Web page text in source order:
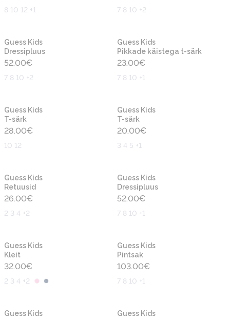
8 10 12 +1 7 8 10 +2
Guess Kids
Dressipluus
52.00€
7 8 10 +2
Guess Kids
Pikkade käistega t-särk
23.00€
7 8 10 +1
Guess Kids
T-särk
28.00€
10 12
Guess Kids
T-särk
20.00€
3 4 5 +1
Guess Kids
Retuusid
26.00€
2 3 4 +2
Guess Kids
Dressipluus
52.00€
7 8 10 +1
Guess Kids
Kleit
32.00€
2 3 4 +2
Guess Kids
Pintsak
103.00€
7 8 10 +1
Guess Kids
Guess Kids